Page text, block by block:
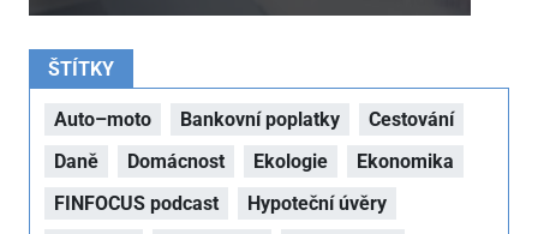
ŠTÍTKY
Auto–moto Bankovní poplatky
Cestování
Daně
Domácnost Ekologie
Ekonomika
FINFOCUS podcast
Hypoteční úvěry